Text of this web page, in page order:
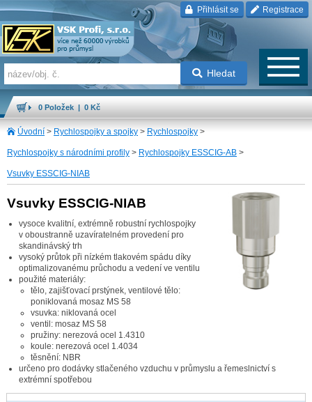
Přihlásit se Registrace
Hledat
0 Položek | 0 Kč
Úvodní > Rychlospojky a spojky > Rychlospojky >
Rychlospojky s národními profily > Rychlospojky ESSCIG-AB >
Vsuvky ESSCIG-NIAB
Vsuvky ESSCIG-NIAB
vysoce kvalitní, extrémně robustní rychlospojky
v oboustranně uzavíratelném provedení pro
skandinávský trh
vysoký průtok při nízkém tlakovém spádu díky
optimalizovanému průchodu a vedení ve ventilu
použité materiály:
tělo, zajišťovací prstýnek, ventilové tělo:
poniklovaná mosaz MS 58
vsuvka: niklovaná ocel
ventil: mosaz MS 58
pružiny: nerezová ocel 1.4310
koule: nerezová ocel 1.4034
těsnění: NBR
určeno pro dodávky stlačeného vzduchu v průmyslu a řemeslnictví s
extrémní spotřebou